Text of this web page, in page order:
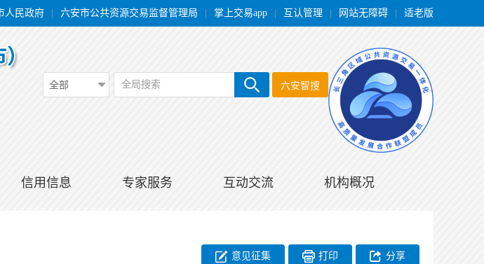
人民政府 六安市公共资源交易监督管理局 掌上交易app 互认管理 网站无障碍 适老版
全部 全局搜索 六安智搜
信用信息 专家服务 互动交流 机构概况
意见征集 分享
打印